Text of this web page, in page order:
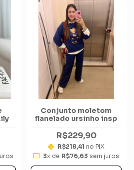
Conjunto moletom
flanelado ursinho insp
R$229,90
R$218,41 no PIX
3x de R$76,63 sem juros